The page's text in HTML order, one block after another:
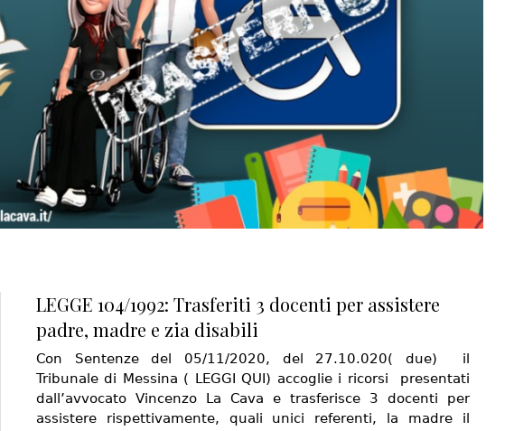
LEGGE 104/1992: Trasferiti 3 docenti per assistere
padre, madre e zia disabili
Con Sentenze del 05/11/2020, del 27.10.020( due) il
Tribunale di Messina ( LEGGI QUI) accoglie i ricorsi presentati
dall’avvocato Vincenzo La Cava e trasferisce 3 docenti per
assistere rispettivamente, quali unici referenti, la madre il